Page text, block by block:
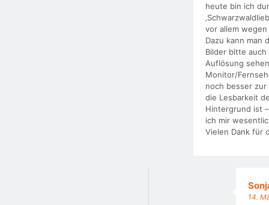
heute bin ich
vor allem
Dazu kann man
Bilder bitte
Auflösung
Monitor/
noch besser
die Lesbarkeit
Hintergrund ist
ich mir
Vielen Dank für
14.